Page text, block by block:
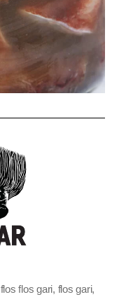
flos flos gari, flos gari,